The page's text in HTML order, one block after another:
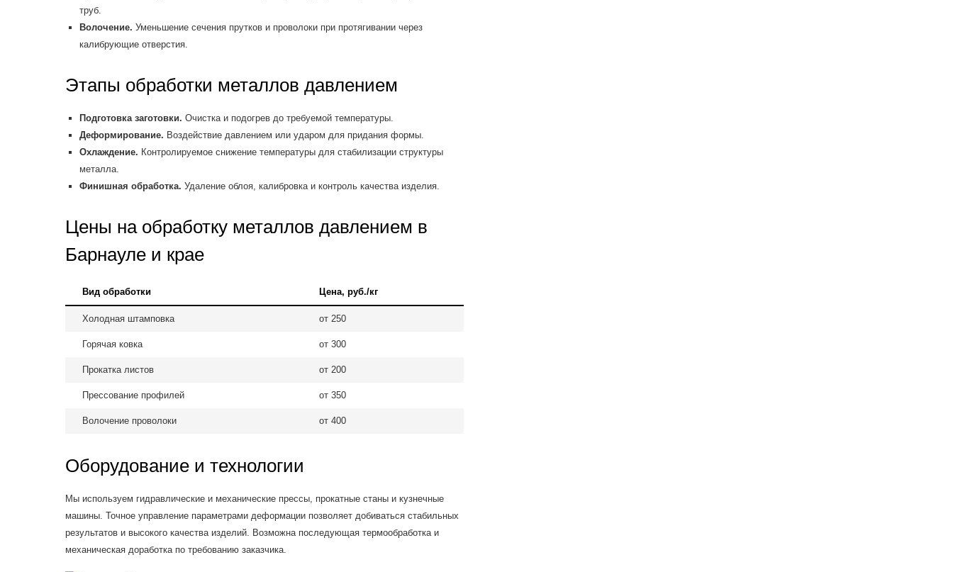
труб.
Волочение. Уменьшение сечения прутков и проволоки при протягивании через
калибрующие отверстия.
Этапы обработки металлов давлением
Подготовка заготовки. Очистка и подогрев до требуемой температуры.
Деформирование. Воздействие давлением или ударом для придания формы.
Охлаждение. Контролируемое снижение температуры для стабилизации структуры
металла.
Финишная обработка. Удаление облоя, калибровка и контроль качества изделия.
Цены на обработку металлов давлением в
Барнауле и крае
Вид обработки Цена, руб./кг
Холодная штамповка от 250
Горячая ковка от 300
Прокатка листов от 200
Прессование профилей от 350
Волочение проволоки от 400
Оборудование и технологии
Мы используем гидравлические и механические прессы, прокатные станы и кузнечные
машины. Точное управление параметрами деформации позволяет добиваться стабильных
результатов и высокого качества изделий. Возможна последующая термообработка и
механическая доработка по требованию заказчика.